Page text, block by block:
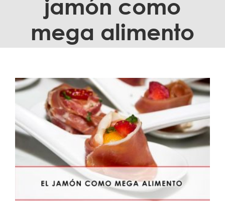
jamón como
mega alimento
El jamón como mega alimento